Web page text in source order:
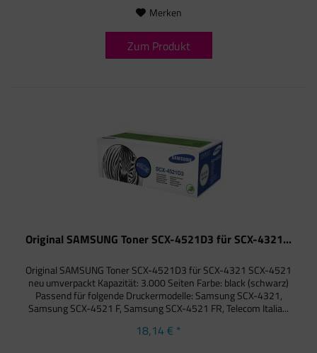
Merken
Zum Produkt
Original SAMSUNG Toner SCX-4521D3 für SCX-4321...
Original SAMSUNG Toner SCX-4521D3 für SCX-4321 SCX-4521
neu umverpackt Kapazität: 3.000 Seiten Farbe: black (schwarz)
Passend für folgende Druckermodelle: Samsung SCX-4321,
Samsung SCX-4521 F, Samsung SCX-4521 FR, Telecom Italia...
18,14 € *